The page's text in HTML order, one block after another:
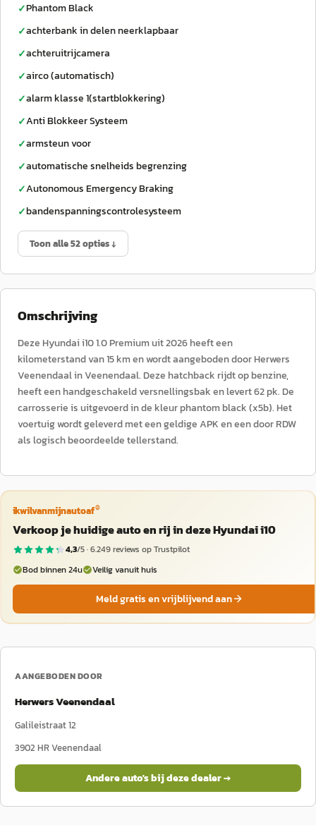
✓Phantom Black
✓achterbank in delen neerklapbaar
✓achteruitrijcamera
✓airco (automatisch)
✓alarm klasse 1(startblokkering)
✓Anti Blokkeer Systeem
✓armsteun voor
✓automatische snelheids begrenzing
✓Autonomous Emergency Braking
✓bandenspanningscontrolesysteem
Toon alle 52 opties ↓
Omschrijving
Deze Hyundai i10 1.0 Premium uit 2026 heeft een
kilometerstand van 15 km en wordt aangeboden door Herwers
Veenendaal in Veenendaal. Deze hatchback rijdt op benzine,
heeft een handgeschakeld versnellingsbak en levert 62 pk. De
carrosserie is uitgevoerd in de kleur phantom black (x5b). Het
voertuig wordt geleverd met een geldige APK en een door RDW
als logisch beoordeelde tellerstand.
ikwilvanmijnautoaf®
Verkoop je huidige auto en rij in deze Hyundai i10
4,3/5 ·6.249reviews op Trustpilot
Bod binnen 24u
Veilig vanuit huis
Meld gratis en vrijblijvend aan
AANGEBODEN DOOR
Herwers Veenendaal
Galileistraat 12
3902 HRVeenendaal
Andere auto's bij deze dealer →